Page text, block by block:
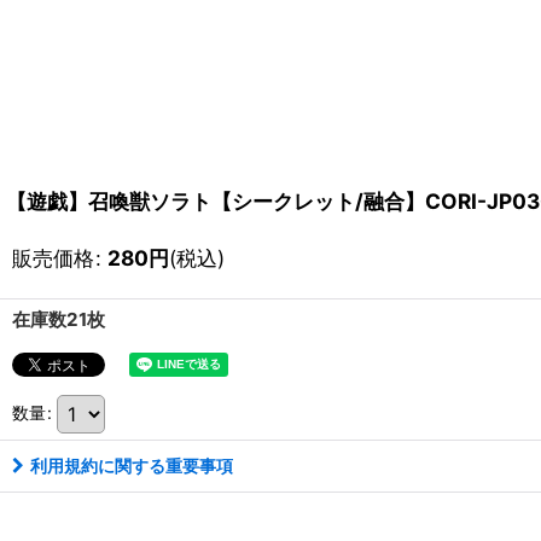
【遊戯】召喚獣ソラト【シークレット/融合】CORI-
販売価格: 280円(税込)
在庫数21枚
数量:
利用規約に関する重要事項